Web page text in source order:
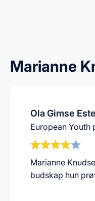
Marianne
Ola Gimse
European Youth
Marianne
budskap hun